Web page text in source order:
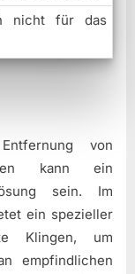
nicht für das
von
kann ein
sein. Im
ein spezieller
Klingen, um
empfindlichen